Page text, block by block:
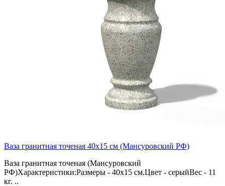
Ваза гранитная точеная 40х15 см (Мансуровский РФ)
Ваза гранитная точеная (Мансуровский
РФ)Характеристики:Размеры - 40х15 см.Цвет - серыйВес - 11
кг. ..